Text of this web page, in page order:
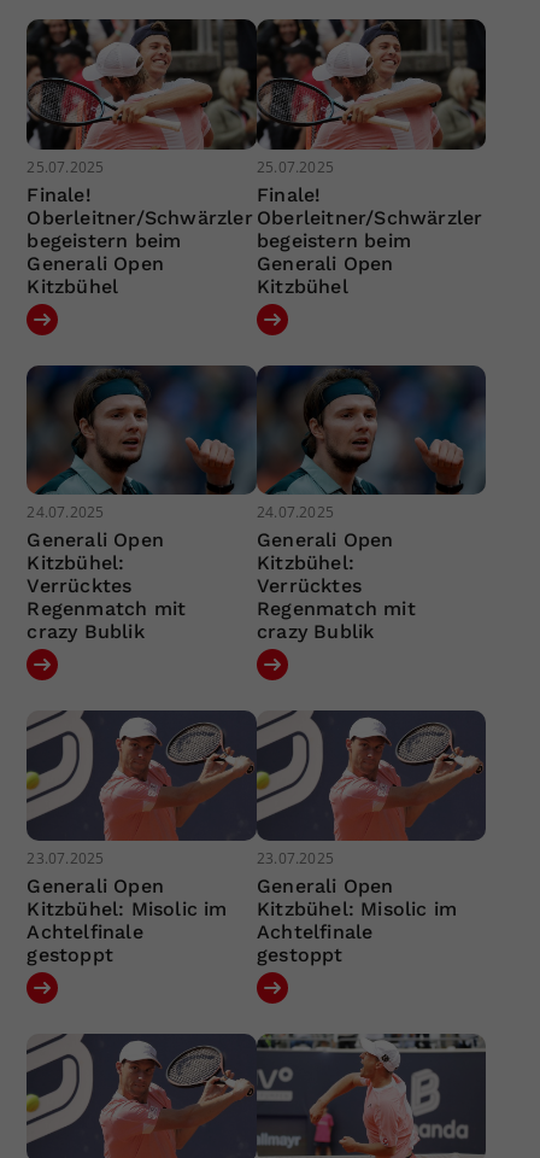
25.07.2025
Finale!
Oberleitner/Schwärzler
begeistern beim
Generali Open
Kitzbühel
25.07.2025
Finale!
Oberleitner/Schwärzler
begeistern beim
Generali Open
Kitzbühel
24.07.2025
Generali Open
Kitzbühel:
Verrücktes
Regenmatch mit
crazy Bublik
24.07.2025
Generali Open
Kitzbühel:
Verrücktes
Regenmatch mit
crazy Bublik
23.07.2025
Generali Open
Kitzbühel: Misolic im
Achtelfinale
gestoppt
23.07.2025
Generali Open
Kitzbühel: Misolic im
Achtelfinale
gestoppt